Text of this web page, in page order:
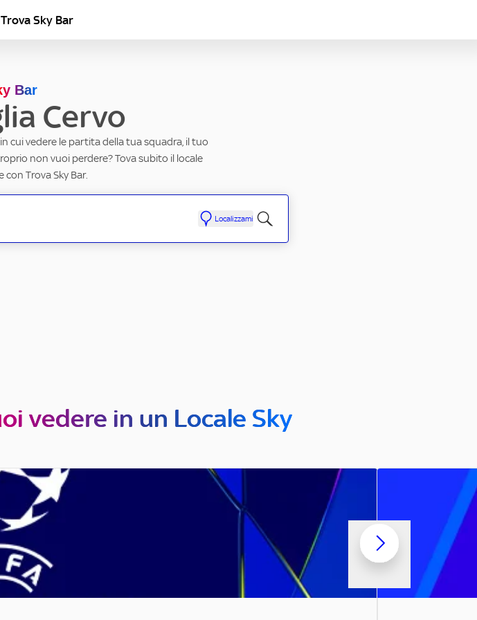
Trova Sky Bar
Bar
Cervo
cui vedere le partita della tua squadra, il tuo
non vuoi perdere? Tova subito il locale
Trova Sky Bar.
Localizzami
vedere in un Locale Sky